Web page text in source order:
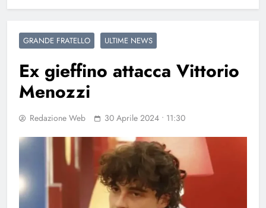
GRANDE FRATELLO ULTIME NEWS
Ex gieffino attacca Vittorio
Menozzi
Redazione Web 30 Aprile 2024 • 11:30